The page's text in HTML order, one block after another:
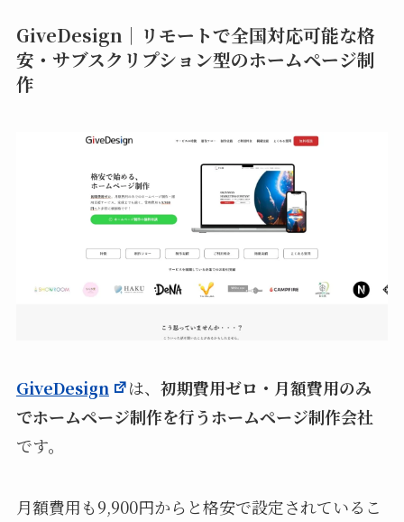
GiveDesign｜リモートで全国対応可能な格
安・サブスクリプション型のホームページ制
作
GiveDesign は、初期費用ゼロ・月額費用のみ
でホームページ制作を行うホームページ制作会社
です。
月額費用も9,900円からと格安で設定されているこ